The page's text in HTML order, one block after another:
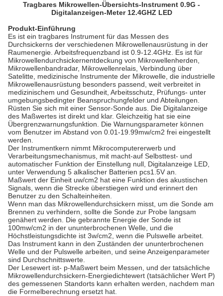
Tragbares Mikrowellen-Übersichts-Instrument 0.9G -
Digitalanzeigen-Meter 12.4GHZ LED
Produkt-Einführung
Es ist ein tragbares Instrument für das Messen des
Durchsickerns der verschiedenen Mikrowellenausrüstung in der
Raumenergie. Arbeitsfrequenzband ist 0.9-12.4GHz. Es ist für
Mikrowellendurchsickernentdeckung von Mikrowellenherden,
Mikrowellenbandradar, Mikrowellenrelais, Verbindung über
Satelitte, medizinische Instrumente der Mikrowelle, die industrielle
Mikrowellenausrüstung besonders passend, weit verbreitet in
medizinischem und Gesundheit, Arbeitsschutz, Prüfungs- unter
umgebungsbedingter Beanspruchungfelder und Abteilungen.
Rüsten Sie sich mit einer Sensor-Sonde aus. Die Digitalanzeige
des Maßwertes ist direkt und klar. Gleichzeitig hat sie eine
Übergrenzwarnungsfunktion. Die Warnungsparameter können
vom Benutzer im Abstand von 0.01-19.99mw/cm2 frei eingestellt
werden.
Der Instrumentkern nimmt Mikrocomputererwerb und
Verarbeitungsmechanismus, mit macht-auf Selbsttest- und
automatischer Funktion der Einstellung null, Digitalanzeige LED,
unter Verwendung 5 alkalischer Batterien pcs1.5V an.
Maßwert der Einheit uw/cm2 hat eine Funktion des akustischen
Signals, wenn die Strecke überstiegen wird und erinnert den
Benutzer zu den Schalteinheiten.
Wenn man das Mikrowellendurchsickern misst, um die Sonde am
Brennen zu verhindern, sollte die Sonde zur Probe langsam
genähert werden. Die gebrannte Energie der Sonde ist
100mw/cm2 in der ununterbrochenen Welle, und die
Höchstleistungsdichte ist 3w/cm2, wenn die Pulswelle arbeitet.
Das Instrument kann in den Zuständen der ununterbrochenen
Welle und der Pulswelle arbeiten, und seine Anzeigenparameter
sind Durchschnittswerte.
Der Lesewert ist- p-Maßwert beim Messen, und der tatsächliche
Mikrowellendurchsickern-Energiedichtewert (tatsächlicher Wert P)
des gemessenen Standorts kann erhalten werden, nachdem man
die Formelberechnung ersetzt hat.